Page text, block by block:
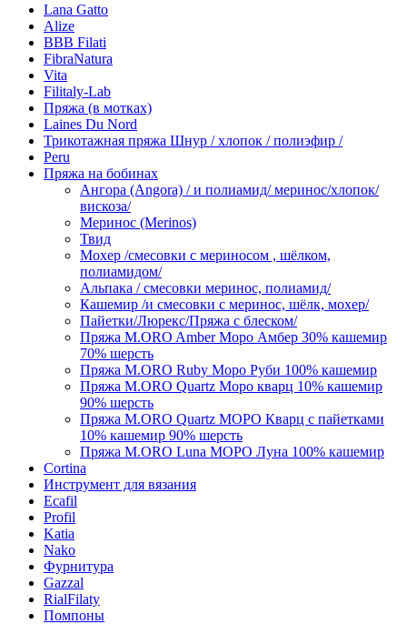
Lana Gatto
Alize
BBB Filati
FibraNatura
Vita
Filitaly-Lab
Пряжа (в мотках)
Laines Du Nord
Трикотажная пряжа Шнур / хлопок / полиэфир /
Peru
Пряжа на бобинах
Ангора (Angora) / и полиамид/ меринос/хлопок/
вискоза/
Меринос (Merinos)
Твид
Мохер /смесовки с мериносом , шёлком,
полиамидом/
Альпака / смесовки меринос, полиамид/
Кашемир /и смесовки с меринос, шёлк, мохер/
Пайетки/Люрекс/Пряжа с блеском/
Пряжа M.ORO Amber Моро Амбер 30% кашемир
70% шерсть
Пряжа M.ORO Ruby Моро Руби 100% кашемир
Пряжа M.ORO Quartz Моро кварц 10% кашемир
90% шерсть
Пряжа M.ORO Quartz МОРО Кварц с пайетками
10% кашемир 90% шерсть
Пряжа M.ORO Luna МОРО Луна 100% кашемир
Cortina
Инструмент для вязания
Ecafil
Profil
Katia
Nako
Фурнитура
Gazzal
RialFilaty
Помпоны